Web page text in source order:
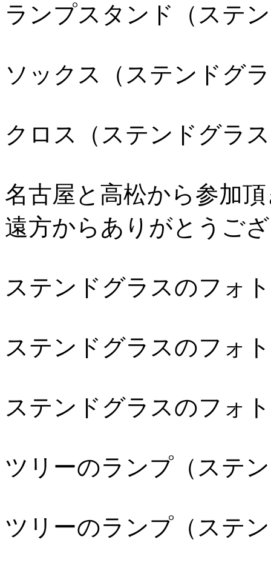
ランプスタンド（ステ
ソックス（ステンドグ
クロス（ステンドグラ
名古屋と高松から参加
遠方からありがとうご
ステンドグラスのフォ
ステンドグラスのフォ
ステンドグラスのフォ
ツリーのランプ（ステ
ツリーのランプ（ステ